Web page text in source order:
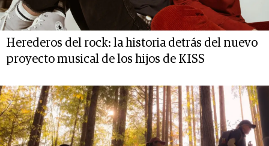
Herederos del rock: la historia detrás del nuevo
proyecto musical de los hijos de KISS